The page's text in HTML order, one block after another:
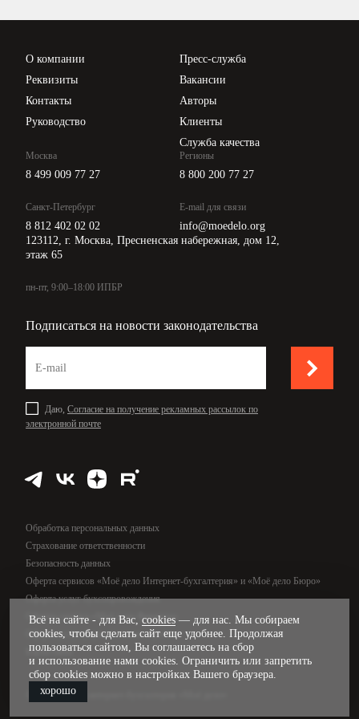
О компании
Реквизиты
Контакты
Руководство
Пресс-служба
Вакансии
Авторы
Клиенты
Служба качества
Москва
8 499 009 77 27
Санкт-Петербург
8 812 402 02 02
Регионы
8 800 200 77 27
E-mail для связи
info@moedelo.org
123112, г. Москва, Пресненская набережная, дом 12,
этаж 65
пн-пт, 9:00–18:00 ИПБР
Подписаться на новости законодательства
Даю, Согласие на получение рекламных рассылок по
электронной почте
Обработка персональных данных
Страхование ответственности
Безопасность данных
Оферта сервисов «Моё дело Интернет-бухгалтерия» и «Моё дело Бюро»
Оферта услуг бухсопровождения
Оферта сервиса «Моё дело Финансы»
Оферта услуг управленческого учёта
Карта сайта
© 2009—2026, интернет-бухгалтерия «Моё дело»
Всё на сайте - для Вас, cookies — для нас. Мы собираем
cookies, чтобы сделать сайт еще удобнее. Продолжая
пользоваться сайтом, Вы соглашаетесь на сбор
и использование нами cookies. Ограничить или запретить
сбор cookies можно в настройках Вашего браузера.
хорошо